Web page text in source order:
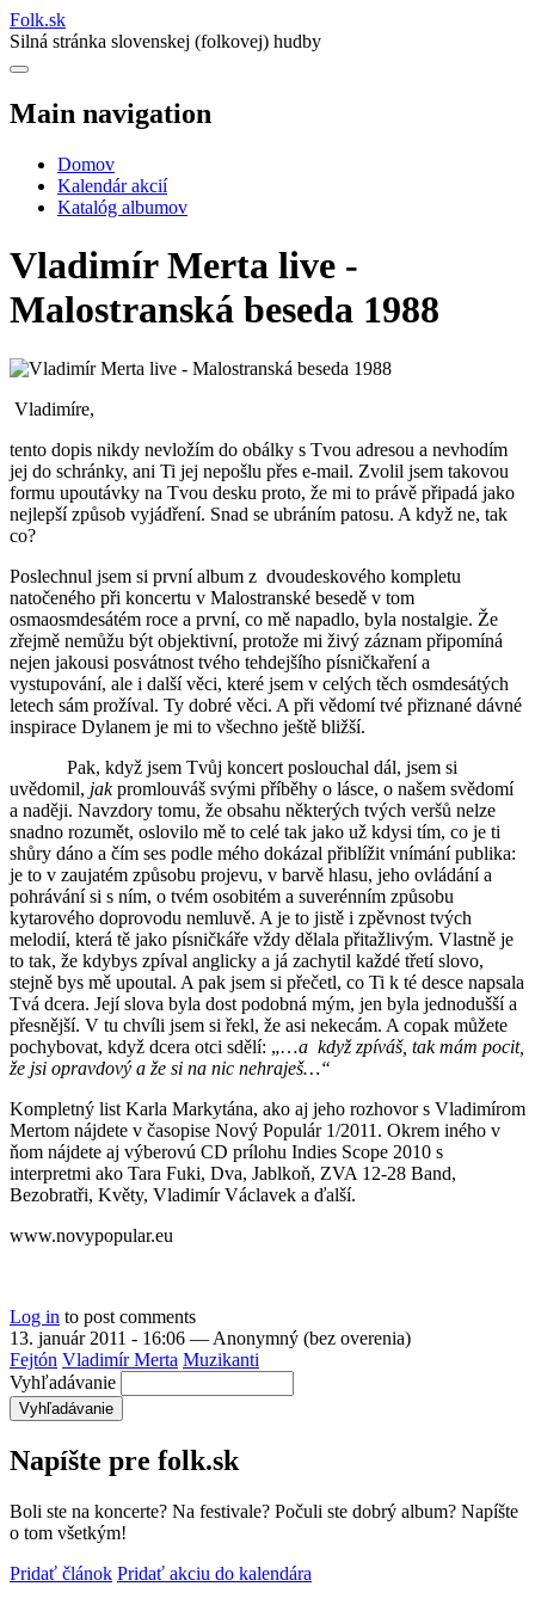
Folk.sk
Silná stránka slovenskej (folkovej) hudby
Main navigation
Domov
Kalendár akcií
Katalóg albumov
Vladimír Merta live -
Malostranská beseda 1988
Vladimíre,
tento dopis nikdy nevložím do obálky s Tvou adresou a nevhodím
jej do schránky, ani Ti jej nepošlu přes e-mail. Zvolil jsem takovou
formu upoutávky na Tvou desku proto, že mi to právě připadá jako
nejlepší způsob vyjádření. Snad se ubráním patosu. A když ne, tak
co?
Poslechnul jsem si první album z dvoudeskového kompletu
natočeného při koncertu v Malostranské besedě v tom
osmaosmdesátém roce a první, co mě napadlo, byla nostalgie. Že
zřejmě nemůžu být objektivní, protože mi živý záznam připomíná
nejen jakousi posvátnost tvého tehdejšího písničkaření a
vystupování, ale i další věci, které jsem v celých těch osmdesátých
letech sám prožíval. Ty dobré věci. A při vědomí tvé přiznané dávné
inspirace Dylanem je mi to všechno ještě bližší.
Pak, když jsem Tvůj koncert poslouchal dál, jsem si
uvědomil, jakpromlouváš svými příběhy o lásce, o našem svědomí
a naději. Navzdory tomu, že obsahu některých tvých veršů nelze
snadno rozumět, oslovilo mě to celé tak jako už kdysi tím, co je ti
shůry dáno a čím ses podle mého dokázal přiblížit vnímání publika:
je to v zaujatém způsobu projevu, v barvě hlasu, jeho ovládání a
pohrávání si s ním, o tvém osobitém a suverénním způsobu
kytarového doprovodu nemluvě. A je to jistě i zpěvnost tvých
melodií, která tě jako písničkáře vždy dělala přitažlivým. Vlastně je
to tak, že kdybys zpíval anglicky a já zachytil každé třetí slovo,
stejně bys mě upoutal. A pak jsem si přečetl, co Ti k té desce napsala
Tvá dcera. Její slova byla dost podobná mým, jen byla jednodušší a
přesnější. V tu chvíli jsem si řekl, že asi nekecám. A copak můžete
pochybovat, když dcera otci sdělí: „…a když zpíváš, tak mám pocit,
že jsi opravdový a že si na nic nehraješ…“
Kompletný list Karla Markytána, ako aj jeho rozhovor s Vladimírom
Mertom nájdete v časopise Nový Populár 1/2011. Okrem iného v
ňom nájdete aj výberovú CD prílohu Indies Scope 2010 s
interpretmi ako Tara Fuki, Dva, Jablkoň, ZVA 12-28 Band,
Bezobratři, Květy, Vladimír Václavek a ďalší.
www.novypopular.eu
Log in to post comments
13. január 2011 - 16:06 — Anonymný (bez overenia)
Fejtón Vladimír Merta Muzikanti
Vyhľadávanie
Napíšte pre folk.sk
Boli ste na koncerte? Na festivale? Počuli ste dobrý album? Napíšte
o tom všetkým!
Pridať článok Pridať akciu do kalendára